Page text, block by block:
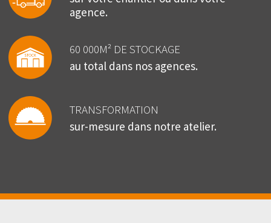
agence.
60 000M² DE STOCKAGE
au total dans nos agences.
TRANSFORMATION
sur-mesure dans notre atelier.